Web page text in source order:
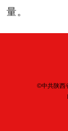
量。
©中共陕西